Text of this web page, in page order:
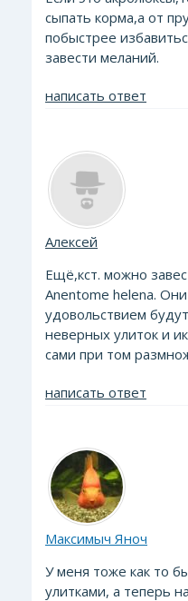
сыпать корма,а от
побыстрее
завести меланий.
написать ответ
Алексей
Ещё,кст. можно
Anentome helena.
удовольствием
неверных улиток и
сами при том
написать ответ
Максимыч Яноч
У меня тоже как то
улитками, а теперь